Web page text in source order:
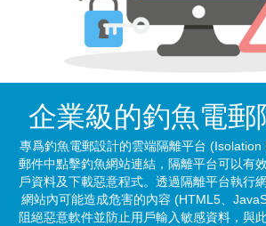
企業級的釣魚電郵
專爲釣魚電郵設計的雲端隔離平台 (Isolation
郵件中點擊釣魚網站連結，隔離平台可以有
戶資料及下載惡意程式。透過隔離平台執行
網站內可能造成危害的內容 (HTML5、
阻絕惡意軟件並防止用戶輸入敏感資料，與